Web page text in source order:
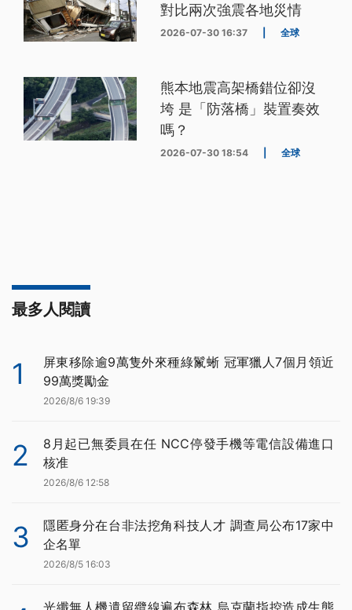
對比兩次強震各地災情
2026-07-30 16:37 全球
熊本地震高架橋錯位卻沒
垮 是「防落橋」裝置奏效
嗎？
2026-07-30 18:54 全球
最多人閱讀
1
屏東移除逾9萬隻外來種綠鬣蜥 冠軍獵人7個月領近
99萬獎勵金
2026/8/6 19:39
2
8月起已無委員在任 NCC停發手機等電信設備進口
核准
2026/8/6 12:58
3
隱匿身分在台非法挖角科技人才 調查局公布17家中
企名單
2026/8/5 16:03
光纖無人機遺留纜線遍布森林 烏克蘭指控造成生態